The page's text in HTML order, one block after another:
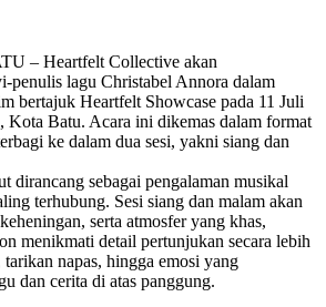
– Heartfelt Collective akan
penulis lagu Christabel Annora dalam
bertajuk Heartfelt Showcase pada 11 Juli
Kota Batu. Acara ini dikemas dalam format
ke dalam dua sesi, yakni siang dan
dirancang sebagai pengalaman musikal
terhubung. Sesi siang dan malam akan
serta atmosfer yang khas,
menikmati detail pertunjukan secara lebih
napas, hingga emosi yang
dan cerita di atas panggung.